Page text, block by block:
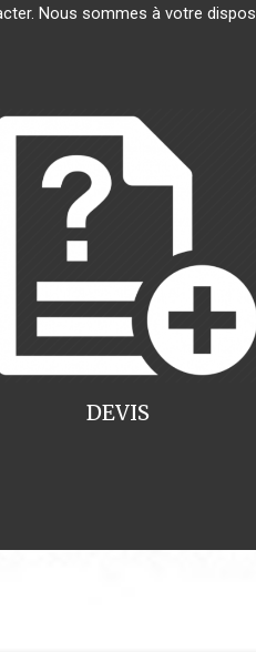
Nous sommes à votre
DEVIS